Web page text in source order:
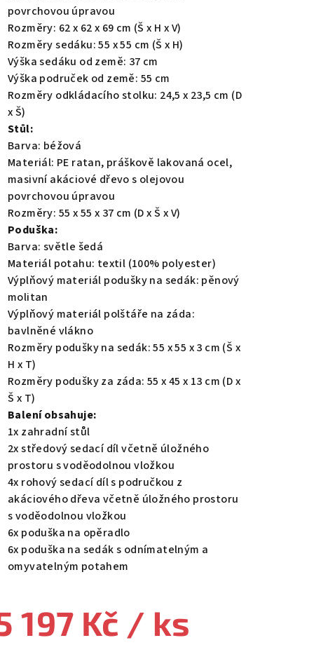
povrchovou úpravou
Rozměry: 62 x 62 x 69 cm (Š x H x V)
Rozměry sedáku: 55 x 55 cm (Š x H)
Výška sedáku od země: 37 cm
Výška područek od země: 55 cm
Rozměry odkládacího stolku: 24,5 x 23,5 cm (D
x Š)
Stůl:
Barva: béžová
Materiál: PE ratan, práškově lakovaná ocel,
masivní akáciové dřevo s olejovou
povrchovou úpravou
Rozměry: 55 x 55 x 37 cm (D x Š x V)
Poduška:
Barva: světle šedá
Materiál potahu: textil (100% polyester)
Výplňový materiál podušky na sedák: pěnový
molitan
Výplňový materiál polštáře na záda:
bavlněné vlákno
Rozměry podušky na sedák: 55 x 55 x 3 cm (Š x
H x T)
Rozměry podušky za záda: 55 x 45 x 13 cm (D x
Š x T)
Balení obsahuje:
1x zahradní stůl
2x středový sedací díl včetně úložného
prostoru s voděodolnou vložkou
4x rohový sedací díl s područkou z
akáciového dřeva včetně úložného prostoru
s voděodolnou vložkou
6x poduška na opěradlo
6x poduška na sedák s odnímatelným a
omyvatelným potahem
197 Kč / ks